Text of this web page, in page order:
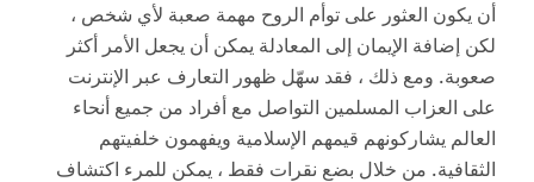
أن يكون العثور على توأم الروح مهمة صعبة لأي شخص ،
لكن إضافة الإيمان إلى المعادلة يمكن أن يجعل الأمر أكثر
صعوبة. ومع ذلك ، فقد سهّل ظهور التعارف عبر الإنترنت
على العزاب المسلمين التواصل مع أفراد من جميع أنحاء
العالم يشاركونهم قيمهم الإسلامية ويفهمون خلفيتهم
الثقافية. من خلال بضع نقرات فقط ، يمكن للمرء اكتشاف